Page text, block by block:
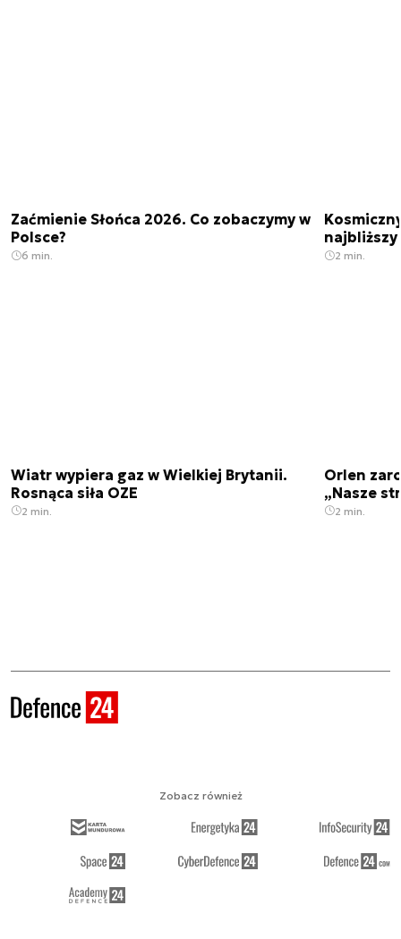
Zaćmienie Słońca 2026. Co zobaczymy w
Polsce?
6 min. 2 min.
Wiatr wypiera gaz w Wielkiej Brytanii.
Rosnąca siła OZE
2 min.
Orlen
„Nasze
2 min.
Zobacz również